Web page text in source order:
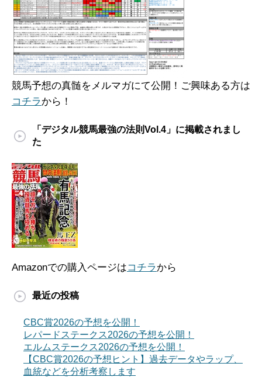
競馬予想の真髄をメルマガにて公開！ご興味ある方は
コチラ から！
「デジタル競馬最強の法則Vol.4」に掲載されまし
た
Amazonでの購入ページはコチラ から
最近の投稿
CBC賞2026の予想を公開！
レパードステークス2026の予想を公開！
エルムステークス2026の予想を公開！
【CBC賞2026の予想ヒント】過去データやラップ、
血統などを分析考察します